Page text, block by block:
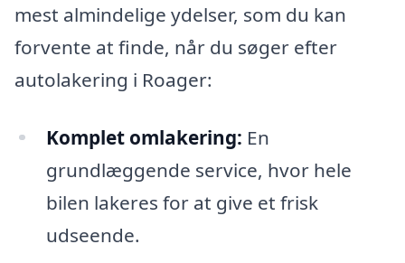
mest almindelige ydelser, som du kan
forvente at finde, når du søger efter
autolakering i Roager:
Komplet omlakering: En
grundlæggende service, hvor hele
bilen lakeres for at give et frisk
udseende.